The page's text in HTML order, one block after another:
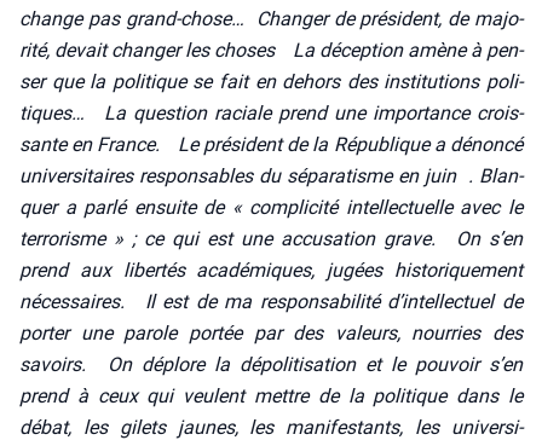
change pas grand-chose… Chan­ger de pré­sident, de majo­
ri­té, devait chan­ger les choses La décep­tion amène à pen­
ser que la poli­tique se fait en dehors des ins­ti­tu­tions poli­
tiques… La ques­tion raciale prend une impor­tance crois­
sante en France. Le pré­sident de la Répu­blique a dénon­cé
uni­ver­si­taires res­pon­sables du sépa­ra­tisme en juin . Blan­
quer a par­lé ensuite de « com­pli­ci­té intel­lec­tuelle avec le
ter­ro­risme » ; ce qui est une accu­sa­tion grave. On s’en
prend aux liber­tés aca­dé­miques, jugées his­to­ri­que­ment
néces­saires. Il est de ma res­pon­sa­bi­li­té d’intellectuel de
por­ter une parole por­tée par des valeurs, nour­ries des
savoirs. On déplore la dépo­li­ti­sa­tion et le pou­voir s’en
prend à ceux qui veulent mettre de la poli­tique dans le
débat, les gilets jaunes, les mani­fes­tants, les uni­ver­si­